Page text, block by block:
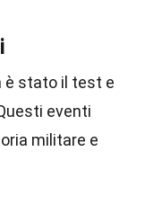
è stato il test e
eventi
militare e